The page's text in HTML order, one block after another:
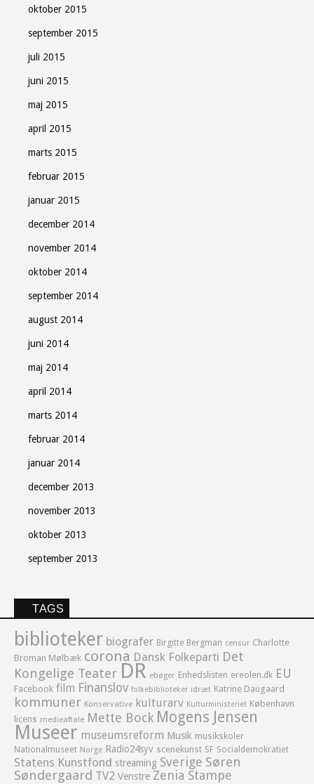
oktober 2015
september 2015
juli 2015
juni 2015
maj 2015
april 2015
marts 2015
februar 2015
januar 2015
december 2014
november 2014
oktober 2014
september 2014
august 2014
juni 2014
maj 2014
april 2014
marts 2014
februar 2014
januar 2014
december 2013
november 2013
oktober 2013
september 2013
TAGS
biblioteker biografer Birgitte Bergman censur Charlotte
Broman Mølbæk corona Dansk Folkeparti Det
Kongelige Teater DR ebøger Enhedslisten ereolen.dk EU
Facebook film Finanslov folkebiblioteker idræt Katrine Daugaard
kommuner Konservative kulturarv Kulturministeriet København
licens medieaftale Mette Bock Mogens Jensen
Museer museumsreform Musik musikskoler
Nationalmuseet Norge Radio24syv scenekunst SF Socialdemokratiet
Statens Kunstfond streaming Sverige Søren
Søndergaard TV2 Venstre Zenia Stampe